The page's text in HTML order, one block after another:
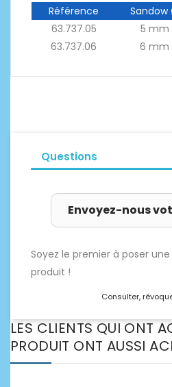
Référence
Sandow
63.737.05
5 mm
63.737.06
6 mm
Questions
Envoyez-nous
Soyez le premier à poser
produit !
Consulter,
LES CLIENTS QUI ONT
PRODUIT ONT AUSSI